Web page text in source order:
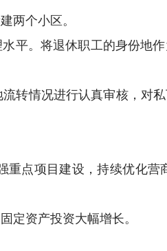
两个小区。
平。将退休职工的身份地
转情况进行认真审核，对
点项目建设，持续优化营
定资产投资大幅增长。